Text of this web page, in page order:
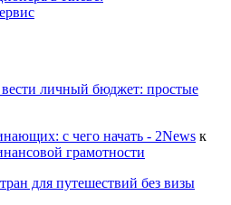
вести личный бюджет: простые
с чего начать - 2News к
грамотности
для путешествий без визы